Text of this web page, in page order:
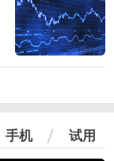
手机 试用